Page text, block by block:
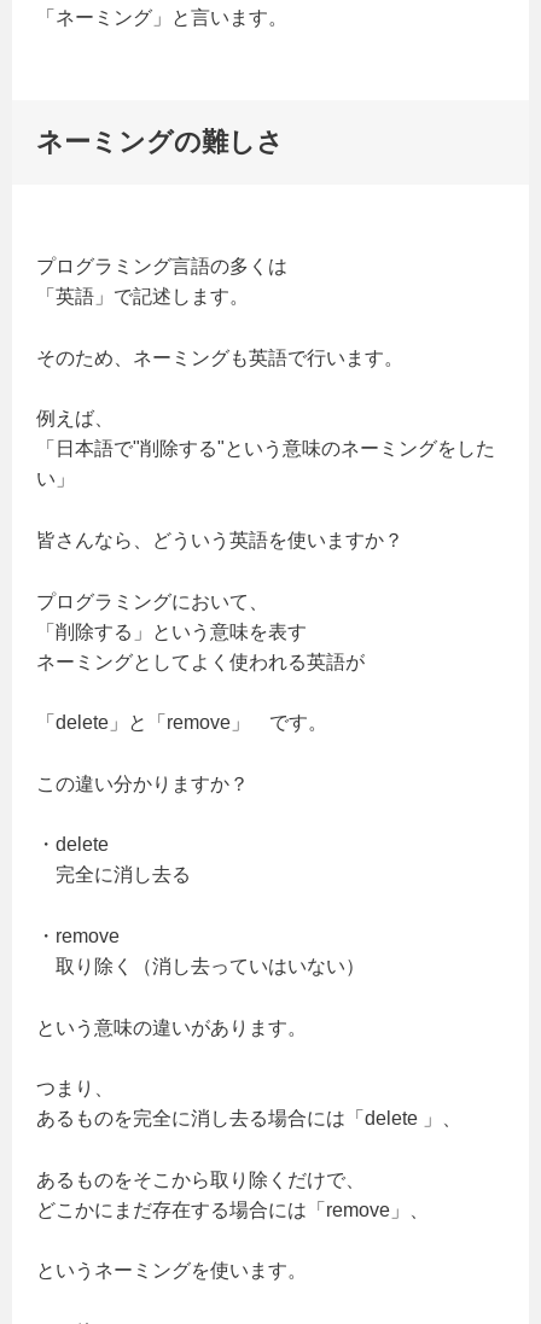
「ネーミング」と言います。
ネーミングの難しさ
プログラミング言語の多くは
「英語」で記述します。
そのため、ネーミングも英語で行います。
例えば、
「日本語で"削除する"という意味のネーミングをした
い」
皆さんなら、どういう英語を使いますか？
プログラミングにおいて、
「削除する」という意味を表す
ネーミングとしてよく使われる英語が
「delete」と「remove」 です。
この違い分かりますか？
・delete
完全に消し去る
・remove
取り除く（消し去っていはいない）
という意味の違いがあります。
つまり、
あるものを完全に消し去る場合には「delete 」、
あるものをそこから取り除くだけで、
どこかにまだ存在する場合には「remove」、
というネーミングを使います。